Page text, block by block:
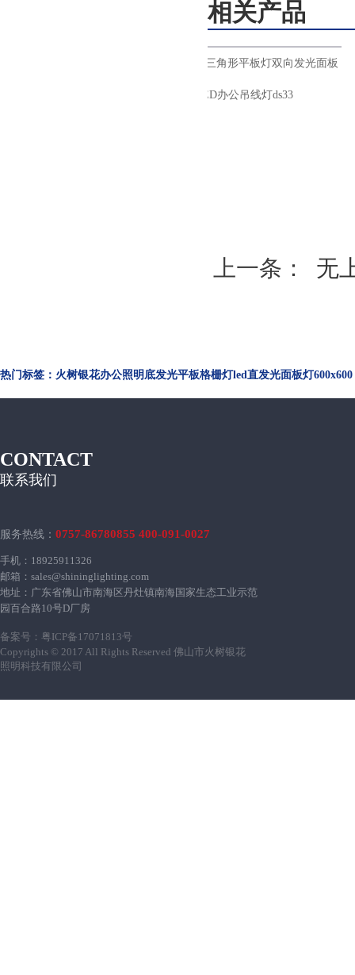
相关产品
上一条： 无
热门标签：火树银花办公照明底发光平板格栅灯led直发光面板灯600x600
CONTACT
联系我们
服务热线： 0757-86780855 400-091-0027
手机：18925911326
邮箱：sales@shininglighting.com
地址：广东省佛山市南海区丹灶镇南海国家生态工业示范
园百合路10号D厂房
备案号： 粤ICP备17071813号
Copyrights © 2017 All Rights Reserved 佛山市火树银花
照明科技有限公司